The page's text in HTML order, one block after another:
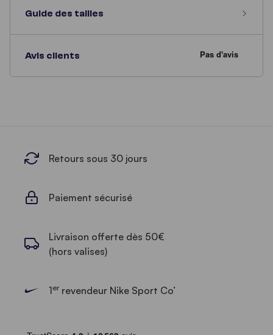
Guide des tailles
Avis clients
Retours sous 30 jours
Paiement sécurisé
Livraison offerte dès 50€
(hors valises)
1errevendeur Nike Sport Co’